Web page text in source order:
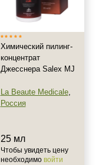
Химический пилинг-
концентрат
Джесснера Salex MJ
La Beaute Medicale,
Россия
25 мл
Чтобы увидеть цену
необходимо войти